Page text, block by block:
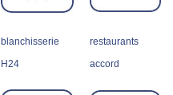
blanchisserie
H24
restaurants
accord